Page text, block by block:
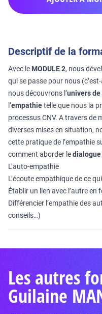
Descriptif de la
Avec le MODULE 2, nous
qui se passe pour nous
nous découvrons l’univers de
l’empathietelle que nous la
processus CNV. A travers de
diverses mises en situation,
cette pratique de l’empathie
comment aborder ledialogue
L’auto-empathie
L’écoute empathique de ce
Établir un lien avec l’autre
Différencier l’empathie des
conseils…)
Les autres
Guilaine